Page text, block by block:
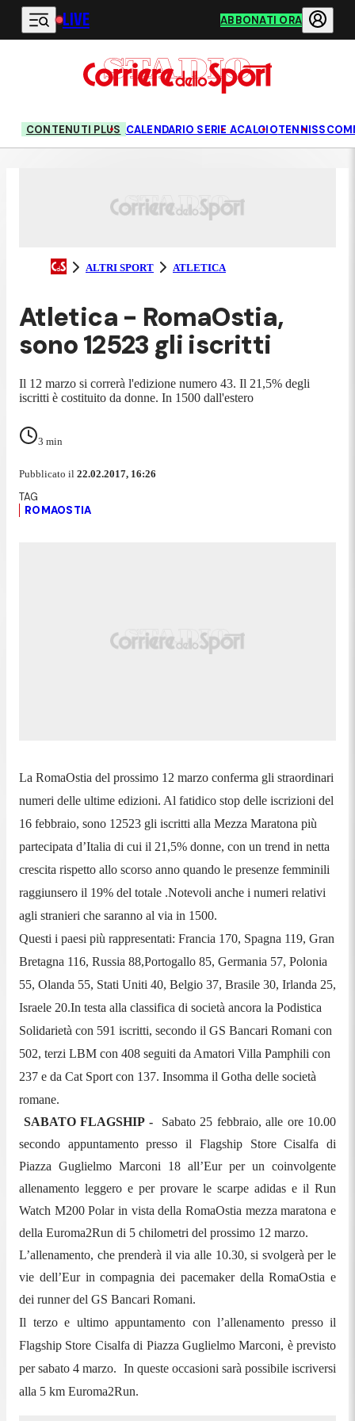
Vai al contenuto principale
LIVE ABBONATI ORA
CONTENUTI PLUS CALENDARIO SERIE ACALCIOTENNIS
ALTRI SPORT ATLETICA
Atletica - RomaOstia,
sono 12523 gli iscritti
Il 12 marzo si correrà l'edizione numero 43. Il 21,5% degli
iscritti è costituito da donne. In 1500 dall'estero
3 min
Pubblicato il 22.02.2017, 16:26
ROMAOSTIA
La RomaOstia del prossimo 12 marzo conferma gli straordinari
numeri delle ultime edizioni. Al fatidico stop delle iscrizioni del
16 febbraio, sono 12523 gli iscritti alla Mezza Maratona più
partecipata d’Italia di cui il 21,5% donne, con un trend in netta
crescita rispetto allo scorso anno quando le presenze femminili
raggiunsero il 19% del totale .Notevoli anche i numeri relativi
agli stranieri che saranno al via in 1500.
Questi i paesi più rappresentati: Francia 170, Spagna 119, Gran
Bretagna 116, Russia 88,Portogallo 85, Germania 57, Polonia
55, Olanda 55, Stati Uniti 40, Belgio 37, Brasile 30, Irlanda 25,
Israele 20.In testa alla classifica di società ancora la Podistica
Solidarietà con 591 iscritti, secondo il GS Bancari Romani con
502, terzi LBM con 408 seguiti da Amatori Villa Pamphili con
237 e da Cat Sport con 137. Insomma il Gotha delle società
romane.
SABATO FLAGSHIP - Sabato 25 febbraio, alle ore 10.00
secondo appuntamento presso il Flagship Store Cisalfa di
Piazza Guglielmo Marconi 18 all’Eur per un coinvolgente
allenamento leggero e per provare le scarpe adidas e il Run
Watch M200 Polar in vista della RomaOstia mezza maratona e
della Euroma2Run di 5 chilometri del prossimo 12 marzo.
L’allenamento, che prenderà il via alle 10.30, si svolgerà per le
vie dell’Eur in compagnia dei pacemaker della RomaOstia e
dei runner del GS Bancari Romani.
Il terzo e ultimo appuntamento con l’allenamento presso il
Flagship Store Cisalfa di Piazza Guglielmo Marconi, è previsto
per sabato 4 marzo. In queste occasioni sarà possibile iscriversi
alla 5 km Euroma2Run.